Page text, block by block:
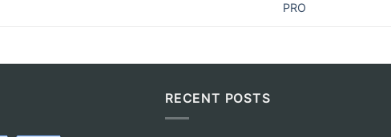
PRO
RECENT POSTS